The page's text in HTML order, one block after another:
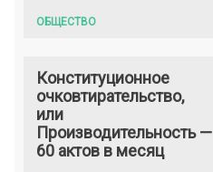
ОБЩЕСТВО
Конституционное
очковтирательство,
или
Производительность —
60 актов в месяц